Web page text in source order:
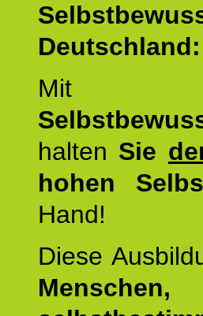
Deutschland:
halten Sie
hohen
Hand!
Diese
Menschen,